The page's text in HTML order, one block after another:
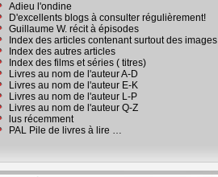
Adieu l'ondine
D'excellents blogs à consulter régulièrement!
Guillaume W. récit à épisodes
Index des articles contenant surtout des images
Index des autres articles
Index des films et séries ( titres)
Livres au nom de l'auteur A-D
Livres au nom de l'auteur E-K
Livres au nom de l'auteur L-P
Livres au nom de l'auteur Q-Z
lus récemment
PAL Pile de livres à lire …